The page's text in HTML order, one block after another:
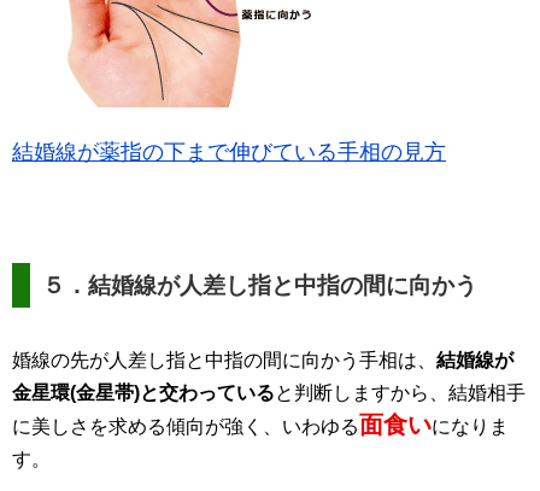
結婚線が薬指の下まで伸びている手相の見方
５．結婚線が人差し指と中指の間に向かう
婚線の先が人差し指と中指の間に向かう手相は、 結婚線が
金星環(金星帯)と交わっていると判断しますから、結婚相手
に美しさを求める傾向が強く、いわゆる面食いになりま
す。